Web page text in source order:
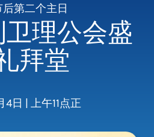
第二个主日
理公会盛
拜堂
4日 | 上午11点正